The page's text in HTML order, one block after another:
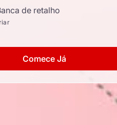
de retalho
Comece Já